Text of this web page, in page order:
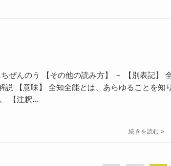
ちぜんのう 【その他の読み方】 － 【別表記】
説 【意味】 全知全能とは、あらゆることを
【注釈...